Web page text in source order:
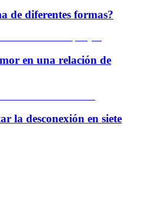
de diferentes formas?
en una relación de
la desconexión en siete